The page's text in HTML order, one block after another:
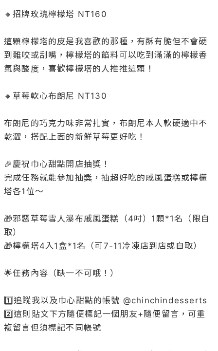
🔸招牌玫瑰檸檬塔 NT160
這顆檸檬塔的皮是我喜歡的那種，有酥有脆但不會硬
到難咬或刮嘴，檸檬塔的餡料可以吃到滿滿的檸檬香
氣與酸度，喜歡檸檬塔的人推推這顆！
🔸草莓軟心布朗尼 NT130
布朗尼的巧克力味非常扎實，布朗尼本人軟硬適中不
乾澀，搭配上面的新鮮草莓更好吃！
🎉慶祝巾心甜點開店抽獎！
完成任務就能參加抽獎，抽超好吃的戚風蛋糕或檸檬
塔各1位～
🎁邪惡草莓雪人瀑布戚風蛋糕（4吋）1顆*1名（限自
取）
🎁檸檬塔4入1盒*1名（可7-11冷凍店到店或自取）
🌟任務內容（缺一不可哦！）
1️⃣追蹤我以及巾心甜點的帳號 @chinchindesserts
2️⃣這則貼文下方隨便標記一個朋友+隨便留言，可重
複留言但須標記不同帳號